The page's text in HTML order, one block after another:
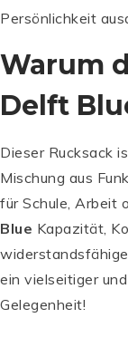
Persönlichkeit
Warum
Delft
Dieser Rucksack
Mischung aus
für Schule, Arbeit
Blue Kapazität,
ein vielseitiger
Gelegenheit!